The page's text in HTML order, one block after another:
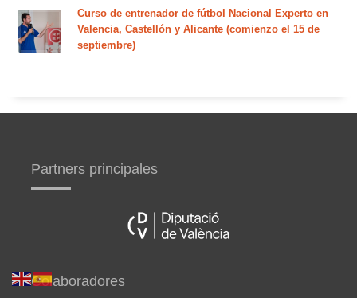
Curso de entrenador de fútbol Nacional Experto en
Valencia, Castellón y Alicante (comienzo el 15 de
septiembre)
Partners principales
Colaboradores